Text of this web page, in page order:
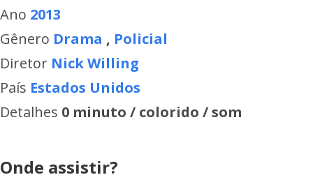
Ano 2013
Gênero Drama , Policial
Diretor Nick Willing
País Estados Unidos
Detalhes 0 minuto / colorido / som
Onde assistir?